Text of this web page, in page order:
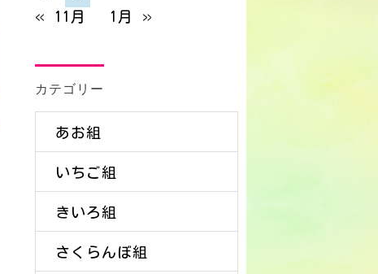
« 11月 1月 »
カテゴリー
あお組
いちご組
きいろ組
さくらんぼ組